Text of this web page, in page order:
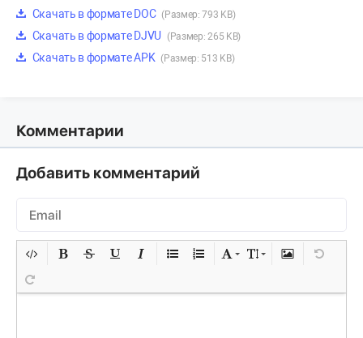
Скачать в формате DOC (Размер: 793 KB)
Скачать в формате DJVU (Размер: 265 KB)
Скачать в формате APK (Размер: 513 KB)
Комментарии
Добавить комментарий